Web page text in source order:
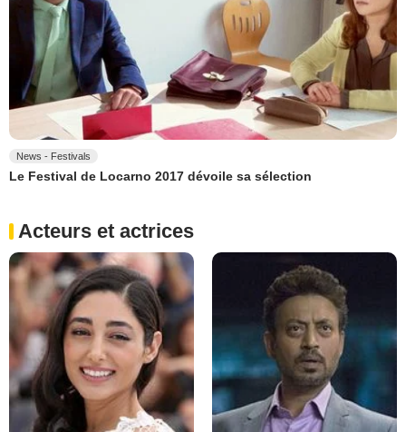
News - Festivals
Le Festival de Locarno 2017 dévoile sa sélection
Acteurs et actrices